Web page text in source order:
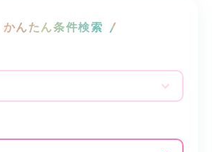
かんたん条件検索